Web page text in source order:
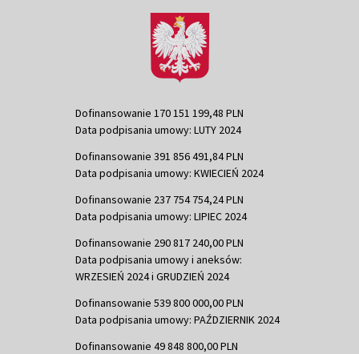
Dofinansowanie 170 151 199,48 PLN
Data podpisania umowy: LUTY 2024
Dofinansowanie 391 856 491,84 PLN
Data podpisania umowy: KWIECIEŃ 2024
Dofinansowanie 237 754 754,24 PLN
Data podpisania umowy: LIPIEC 2024
Dofinansowanie 290 817 240,00 PLN
Data podpisania umowy i aneksów:
WRZESIEŃ 2024 i GRUDZIEŃ 2024
Dofinansowanie 539 800 000,00 PLN
Data podpisania umowy: PAŹDZIERNIK 2024
Dofinansowanie 49 848 800,00 PLN